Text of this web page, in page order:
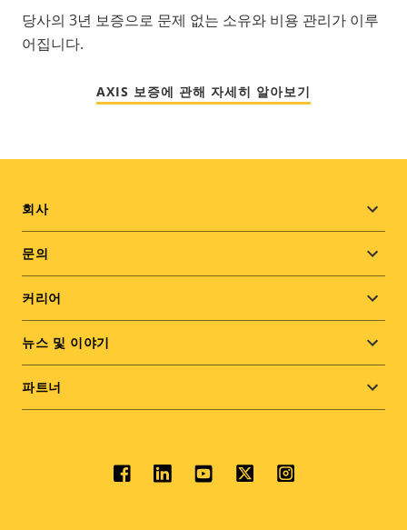
당사의 3년 보증으로 문제 없는 소유와 비용 관리가 이루
어집니다.
AXIS 보증에 관해 자세히 알아보기
Footer
menu
회사
문의
커리어
뉴스 및 이야기
파트너
Social